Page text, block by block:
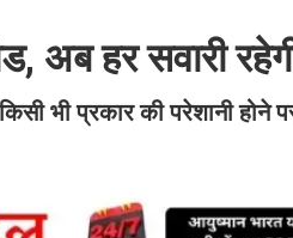
अब हर सवारी
भी प्रकार की परेशानी